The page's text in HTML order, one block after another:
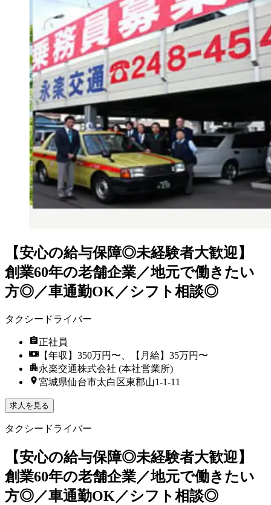
【安心の給与保障◎未経験者大歓迎】
創業60年の老舗企業／地元で働きたい
方◎／車通勤OK／シフト相談◎
タクシードライバー
正社員
【年収】350万円〜、【月給】35万円〜
永楽交通株式会社 (本社営業所)
宮城県仙台市太白区東郡山1-1-11
求人を見る
タクシードライバー
【安心の給与保障◎未経験者大歓迎】
創業60年の老舗企業／地元で働きたい
方◎／車通勤OK／シフト相談◎